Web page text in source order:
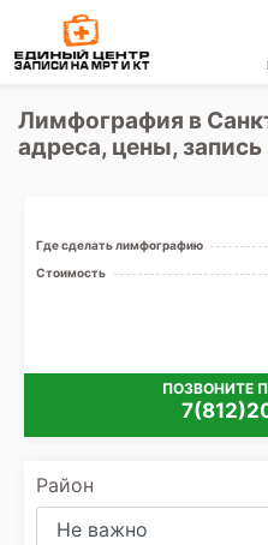
Лимфография в
адреса, цены, запись
Где сделать лимфографию
Стоимость
ПОЗВОНИТЕ
Район